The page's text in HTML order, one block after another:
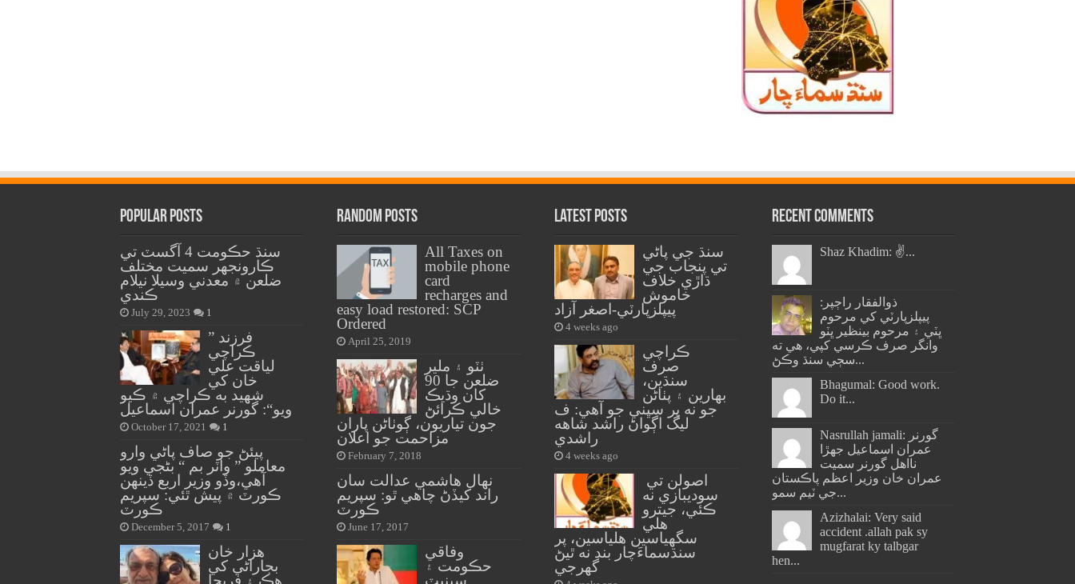
Popular Posts
سنڌ حڪومت 4 آگسٽ تي
ڪارونجهر سميت مختلف
ضلعن ۾ معدني وسيلا نيلام
ڪندي
July 29, 2023 1
” فرزند
ڪراچي
لياقت علي
خان کي
شهيد به ڪراچي ۾ ڪيو
ويو“: گورنر عمران اسماعيل
October 17, 2021 1
پيئڻ جو صاف پاڻي وارو
معاملو ” واٽر بم “ بڻجي ويو
آهي،وڏو وزير اربع ڏينهن
ڪورٽ ۾ پيش ٿئي: سپريم
ڪورٽ
December 5, 2017 1
هزار خان
بجاراڻي کي
هڪ ۽ فريحا
Random Posts
All Taxes on
mobile phone
card
recharges and
easy load restored: SCP
Ordered
April 25, 2019
ٺٽو ۽ ملير
ضلعن جا 90
کان وڌيڪ
خالي ڪرائڻ
جون تياريون، ڳوٺاڻن پاران
مزاحمت جو اعلان
February 7, 2018
نهال هاشمي عدالت سان
راند کيڏڻ چاهي ٿو: سپريم
ڪورٽ
June 17, 2017
وفاقي
حڪومت ۽
سينيٽ
Latest Posts
سنڌ جي پاڻي
تي پنجاب جي
ڌاڙي خلاف
خاموش
پيپلزپارٽي-اصغر آزاد
4 weeks ago
ڪراچي
صرف
سنڌين،
بهارين ۽ پٺاڻن
جو نه پر سڀني جو آهي: ف
ليگ اڳواڻ راشد شاهه
راشدي
4 weeks ago
سوديبازي نه
ڪئي، جيترو
هلي
سگهياسين هلياسين، پر
سنڌسماءَچار بند نه ٿيڻ
گهرجي
Recent Comments
Shaz Khadim: ✌️...
ذوالفقار راڄپر:
پيپلزپارٽي کي مرحوم
ڀٽي ۽ مرحوم بينظير ڀٽو
وانگر صرف ڪرسي کپي، هي ته
سڄي سنڌ وڪڻ...
Bhagumal: Good work.
Do it...
Nasrullah jamali: گورنر
عمران اسماعيل جھڙا
نااهل گورنر سميت
عمران خان وزير اعظم پاڪستان
جي ٽيم سمو...
Azizhalai: Very said
accident .allah pak sy
mugfarat ky talbgar
hen...